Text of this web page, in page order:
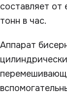
составляет от
тонн в час.
Аппарат